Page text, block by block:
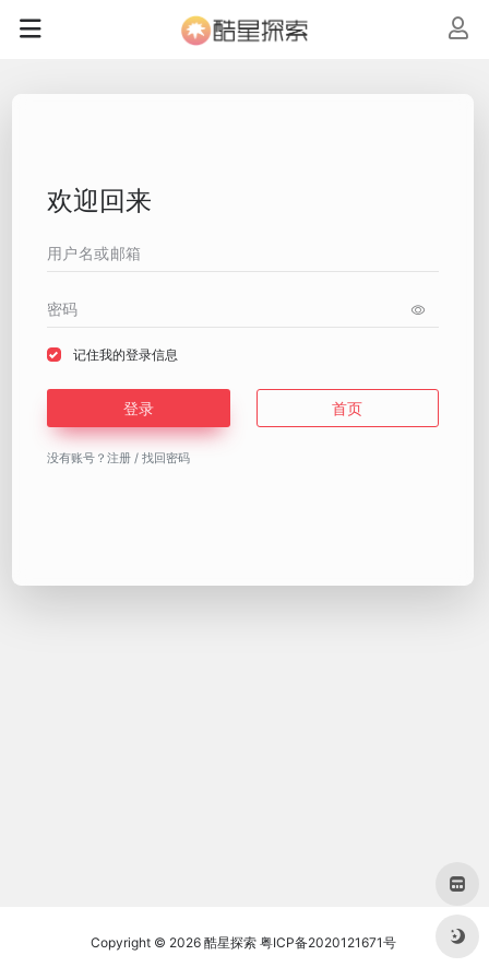
欢迎回来
记住我的登录信息
登录 首页
没有账号？ 注册 / 找回密码
Copyright © 2026 酷星探索 粤ICP备2020121671号